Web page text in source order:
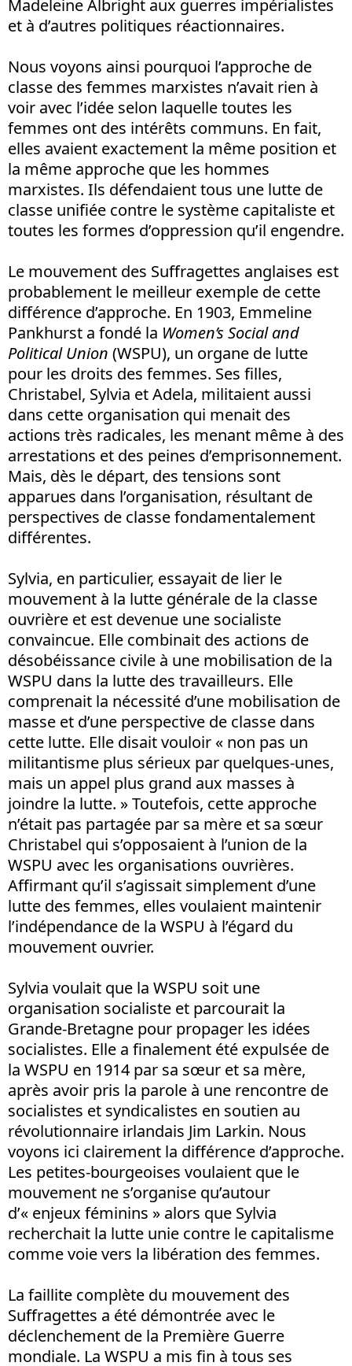
Madeleine Albright aux guerres impérialistes
et à d’autres politiques réactionnaires.
Nous voyons ainsi pourquoi l’approche de
classe des femmes marxistes n’avait rien à
voir avec l’idée selon laquelle toutes les
femmes ont des intérêts communs. En fait,
elles avaient exactement la même position et
la même approche que les hommes
marxistes. Ils défendaient tous une lutte de
classe unifiée contre le système capitaliste et
toutes les formes d’oppression qu’il engendre.
Le mouvement des Suffragettes anglaises est
probablement le meilleur exemple de cette
différence d’approche. En 1903, Emmeline
Pankhurst a fondé la Women’s Social and
Political Union (WSPU), un organe de lutte
pour les droits des femmes. Ses filles,
Christabel, Sylvia et Adela, militaient aussi
dans cette organisation qui menait des
actions très radicales, les menant même à des
arrestations et des peines d’emprisonnement.
Mais, dès le départ, des tensions sont
apparues dans l’organisation, résultant de
perspectives de classe fondamentalement
différentes.
Sylvia, en particulier, essayait de lier le
mouvement à la lutte générale de la classe
ouvrière et est devenue une socialiste
convaincue. Elle combinait des actions de
désobéissance civile à une mobilisation de la
WSPU dans la lutte des travailleurs. Elle
comprenait la nécessité d’une mobilisation de
masse et d’une perspective de classe dans
cette lutte. Elle disait vouloir « non pas un
militantisme plus sérieux par quelques-unes,
mais un appel plus grand aux masses à
joindre la lutte. » Toutefois, cette approche
n’était pas partagée par sa mère et sa sœur
Christabel qui s’opposaient à l’union de la
WSPU avec les organisations ouvrières.
Affirmant qu’il s’agissait simplement d’une
lutte des femmes, elles voulaient maintenir
l’indépendance de la WSPU à l’égard du
mouvement ouvrier.
Sylvia voulait que la WSPU soit une
organisation socialiste et parcourait la
Grande-Bretagne pour propager les idées
socialistes. Elle a finalement été expulsée de
la WSPU en 1914 par sa sœur et sa mère,
après avoir pris la parole à une rencontre de
socialistes et syndicalistes en soutien au
révolutionnaire irlandais Jim Larkin. Nous
voyons ici clairement la différence d’approche.
Les petites-bourgeoises voulaient que le
mouvement ne s’organise qu’autour
d’« enjeux féminins » alors que Sylvia
recherchait la lutte unie contre le capitalisme
comme voie vers la libération des femmes.
La faillite complète du mouvement des
Suffragettes a été démontrée avec le
déclenchement de la Première Guerre
mondiale. La WSPU a mis fin à tous ses